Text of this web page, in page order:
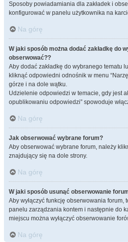
Sposoby powiadamiania dla zakładek i
konfigurować w panelu użytkownika na
Na górę
W jaki sposób można dodać zakładkę do
obserwować??
Aby dodać zakładkę do wybranego tematu
kliknąć odpowiedni odnośnik w menu
górze i na dole wątku.
Udzielenie odpowiedzi w temacie, gdy jest
opublikowaniu odpowiedzi” spowoduje
Na górę
Jak obserwować wybrane forum?
Aby obserwować wybrane forum, należy
znajdujący się na dole strony.
Na górę
W jaki sposób usunąć obserwowanie
Aby wyłączyć funkcję obserwowania forum,
panelu zarządzania kontem i następnie do
miejscu można wyłączyć obserwowanie
Na górę